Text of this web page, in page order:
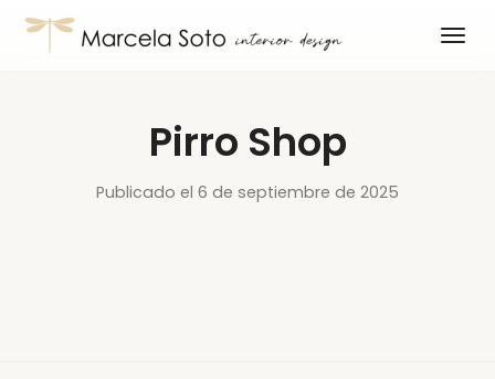
Pirro Shop
Publicado el 6 de septiembre de 2025